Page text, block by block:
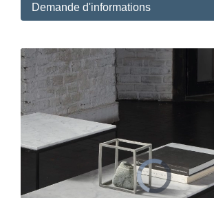
Demande d'informations